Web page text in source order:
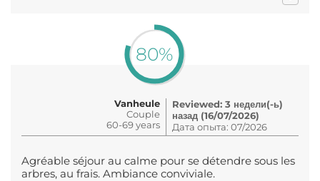
80%
Vanheule
Couple
60-69 years
Reviewed: 3 недели(-ь)
назад (16/07/2026)
Дата опыта: 07/2026
Agréable séjour au calme pour se détendre sous les
arbres, au frais. Ambiance conviviale.